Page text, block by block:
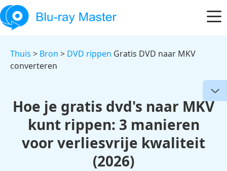
Thuis > Bron > DVD rippen Gratis DVD naar MKV
converteren
Hoe je gratis dvd's naar MKV
kunt rippen: 3 manieren
voor verliesvrije kwaliteit
(2026)